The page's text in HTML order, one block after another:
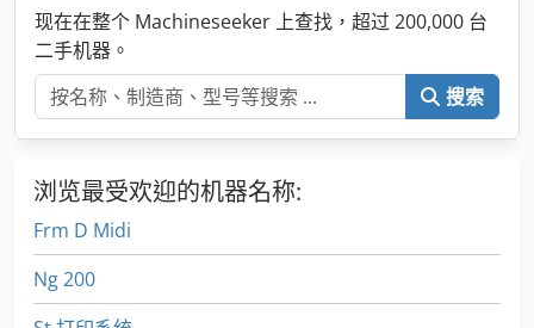
现在在整个 Machineseeker 上查找，超过 200,000 台
二手机器。
搜索
浏览最受欢迎的机器名称:
Frm D Midi
Ng 200